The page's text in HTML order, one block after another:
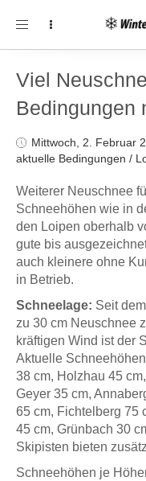
Toggle
Viel
Bedingungen
Mittwoch, 2. Februar
aktuelle Bedingungen /
Weiterer Neuschnee
Schneehöhen wie in
den Loipen oberhalb
gute bis
auch kleinere ohne
in Betrieb.
Schneelage: Seit
zu 30 cm Neuschnee
kräftigen Wind ist der
Aktuelle
38 cm, Holzhau 45
Geyer 35 cm,
65 cm, Fichtelberg 75
45 cm, Grünbach 30
Skipisten bieten
Schneehöhen je